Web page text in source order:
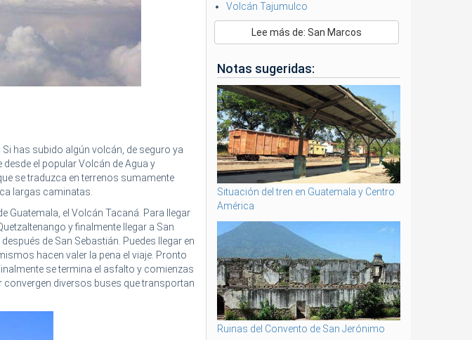
has subido algún volcán, de seguro ya
el popular Volcán de Agua y
se traduzca en terrenos sumamente
largas caminatas.
Guatemala, el Volcán Tacaná. Para llegar
y finalmente llegar a San
de San Sebastián. Puedes llegar en
hacen valer la pena el viaje. Pronto
se termina el asfalto y comienzas
convergen diversos buses que transportan
Volcán Tajumulco
Lee más de: San Marcos
Notas sugeridas:
Situación del tren en Guatemala y Centro
América
Ruinas del Convento de San Jerónimo